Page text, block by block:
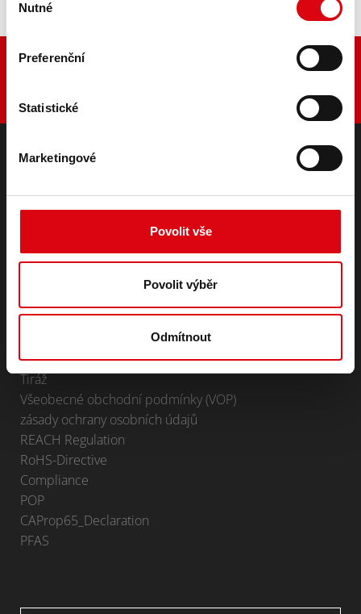
souhlasu
Nutné
Preferenční
Statistické
Marketingové
Povolit vše
Povolit výběr
Odmítnout
Startovací a palubní baterie
Příslušenství pro osobní a užitková vozidla
Trakční a záložní baterie
Oblasti použití
Infoservice
Tiráž
Všeobecné obchodní podmínky (VOP)
zásady ochrany osobních údajů
REACH Regulation
RoHS-Directive
Compliance
POP
CAProp65_Declaration
PFAS